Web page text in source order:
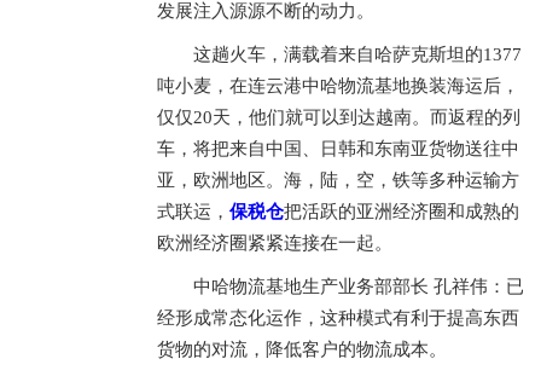
发展注入源源不断的动力。
这趟火车，满载着来自哈萨克斯坦的1377
吨小麦，在连云港中哈物流基地换装海运后，
仅仅20天，他们就可以到达越南。而返程的列
车，将把来自中国、日韩和东南亚货物送往中
亚，欧洲地区。海，陆，空，铁等多种运输方
式联运， 保税仓把活跃的亚洲经济圈和成熟的
欧洲经济圈紧紧连接在一起。
中哈物流基地生产业务部部长 孔祥伟：已
经形成常态化运作，这种模式有利于提高东西
货物的对流，降低客户的物流成本。